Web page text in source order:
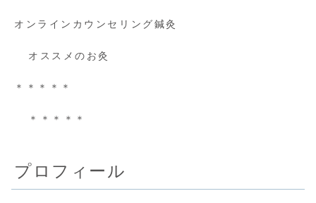
オンラインカウンセリング鍼灸
オススメのお灸
＊＊＊＊＊
＊＊＊＊＊
プロフィール